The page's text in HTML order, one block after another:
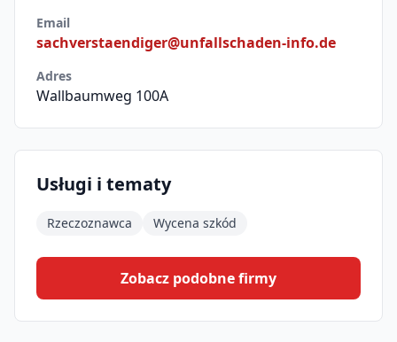
Email
sachverstaendiger@unfallschaden-info.de
Adres
Wallbaumweg 100A
Usługi i tematy
Rzeczoznawca Wycena szkód
Zobacz podobne firmy